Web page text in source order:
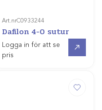
Art.nrC0933244
Dafilon 4-0 sutur
Logga in för att se
pris